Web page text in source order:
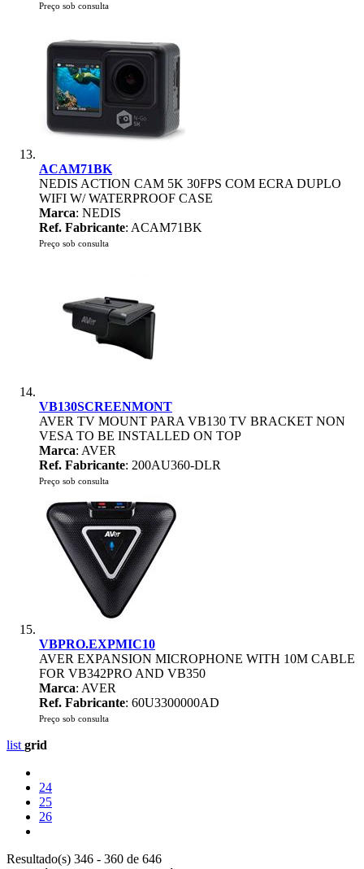
Preço sob consulta
ACAM71BK
NEDIS ACTION CAM 5K 30FPS COM ECRA DUPLO
WIFI W/ WATERPROOF CASE
Marca: NEDIS
Ref. Fabricante: ACAM71BK
Preço sob consulta
VB130SCREENMONT
AVER TV MOUNT PARA VB130 TV BRACKET NON
VESA TO BE INSTALLED ON TOP
Marca: AVER
Ref. Fabricante: 200AU360-DLR
Preço sob consulta
VBPRO.EXPMIC10
AVER EXPANSION MICROPHONE WITH 10M CABLE
FOR VB342PRO AND VB350
Marca: AVER
Ref. Fabricante: 60U3300000AD
Preço sob consulta
list grid
24
25
26
Resultado(s) 346 - 360 de 646